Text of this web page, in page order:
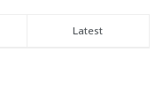
Latest